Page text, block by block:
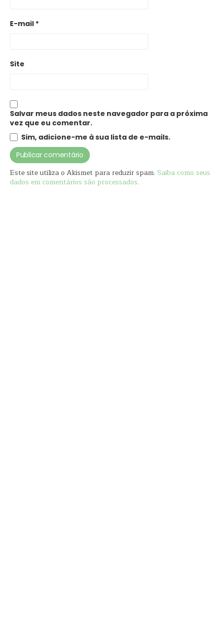
E-mail *
Site
Salvar meus dados neste navegador para a próxima
vez que eu comentar.
Sim, adicione-me à sua lista de e-mails.
Este site utiliza o Akismet para reduzir spam. Saiba como seus
dados em comentários são processados.